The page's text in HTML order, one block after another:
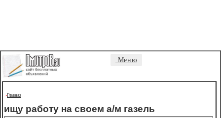
Меню
->Главная - -
ищу работу на своем а/м газель